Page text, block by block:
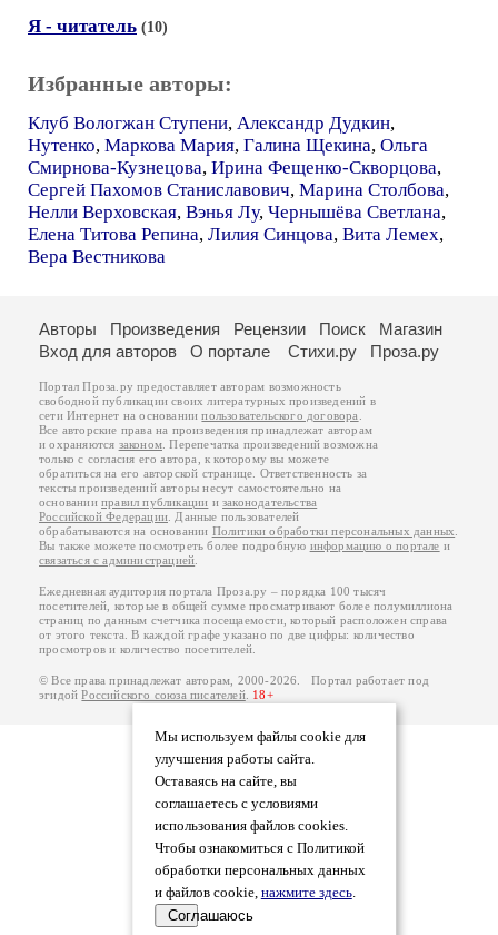
Я - читатель (10)
Избранные авторы:
Клуб Вологжан Ступени, Александр Дудкин,
Нутенко, Маркова Мария, Галина Щекина, Ольга
Смирнова-Кузнецова, Ирина Фещенко-Скворцова,
Сергей Пахомов Станиславович, Марина Столбова,
Нелли Верховская, Вэнья Лу, Чернышёва Светлана,
Елена Титова Репина, Лилия Синцова, Вита Лемех,
Вера Вестникова
Мы используем файлы cookie для
улучшения работы сайта.
Оставаясь на сайте, вы
соглашаетесь с условиями
использования файлов cookies.
Чтобы ознакомиться с Политикой
обработки персональных данных
и файлов cookie, нажмите здесь.
Соглашаюсь
Авторы Произведения Рецензии Поиск
Магазин
Вход для авторов
О портале Стихи.ру Проза.ру
Портал Проза.ру предоставляет авторам возможность
свободной публикации своих литературных произведений в
сети Интернет на основаниипользовательского договора
Все авторские права на произведения принадлежат авторам
и охраняются законом . Перепечатка произведений возможна
только с согласия его автора, к которому вы можете
обратиться на его авторской странице. Ответственность за
тексты произведений авторы несут самостоятельно на
основанииправил публикации изаконодательства
Российской Федерации . Данные пользователей
обрабатываются на основании Политики обработки персональных данных
Вы также можете посмотреть более подробную информацию о портале и
связаться с администрацией
Ежедневная аудитория портала Проза.ру – порядка 100 тысяч
посетителей, которые в общей сумме просматривают более полумиллиона
страниц по данным счетчика посещаемости, который расположен справа
от этого текста. В каждой графе указано по две цифры: количество
просмотров и количество посетителей.
© Все права принадлежат авторам, 2000-2026. Портал работает под
эгидойРоссийского союза писателей. 18+